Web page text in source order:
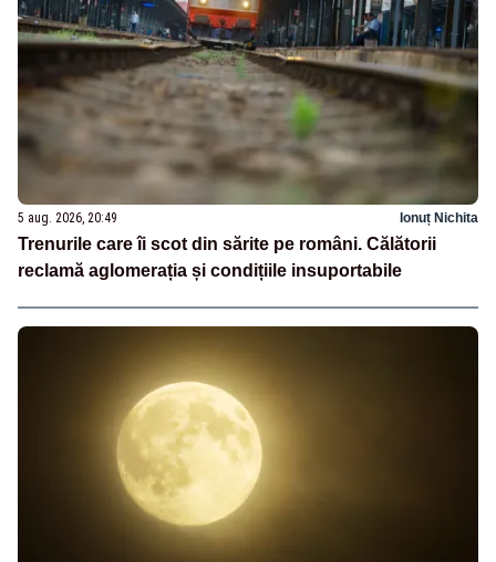
5 aug. 2026, 20:49 Ionuț Nichita
Trenurile care îi scot din sărite pe români. Călătorii
reclamă aglomerația și condițiile insuportabile